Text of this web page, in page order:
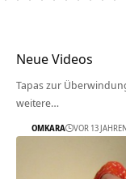
Neue Videos
Tapas zur
weitere…
OMKARA VOR 13